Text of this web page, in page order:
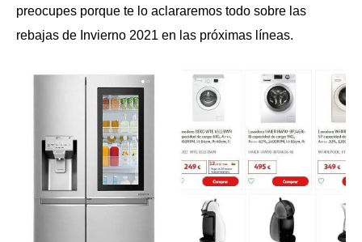
preocupes porque te lo aclararemos todo sobre las
rebajas de Invierno 2021 en las próximas líneas.